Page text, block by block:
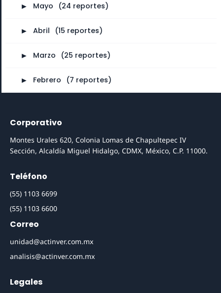
► Mayo (24 reportes)
► Abril (15 reportes)
► Marzo (25 reportes)
► Febrero (7 reportes)
Corporativo
Montes Urales 620, Colonia Lomas de Chapultepec IV
Sección, Alcaldía Miguel Hidalgo, CDMX, México, C.P. 11000.
Teléfono
(55) 1103 6699
(55) 1103 6600
Correo
unidad@actinver.com.mx
analisis@actinver.com.mx
Legales